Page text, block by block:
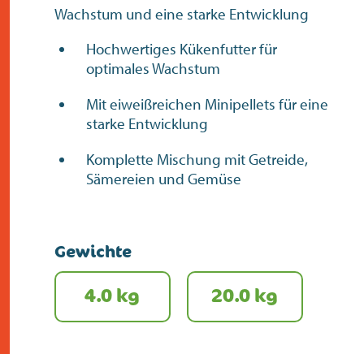
Wachstum und eine starke Entwicklung
Hochwertiges Kükenfutter für
optimales Wachstum
Mit eiweißreichen Minipellets für eine
starke Entwicklung
Komplette Mischung mit Getreide,
Sämereien und Gemüse
Gewichte
4.0 kg 20.0 kg